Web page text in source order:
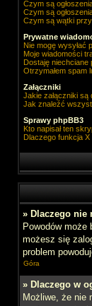
Czym są
Czym są
Czym są wątki
Prywatne
Nie mogę wysyłać
Moje wiadomości
Dostaję niechciane
Otrzymałem spam
Załączniki
Jakie załączniki są
Jak znaleźć
Sprawy phpBB3
Kto napisał ten
Dlaczego funkcja
» Dlaczego nie
Powodów
możesz się
problem
Góra
» Dlaczego w
Możliwe, że nie